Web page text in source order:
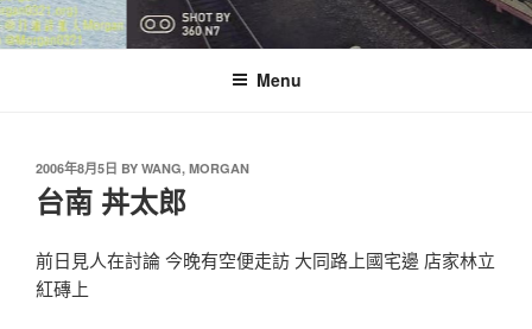
Menu
2006年8月5日 BY WANG, MORGAN
台南 丼太郎
前日見人在討論 今晚有空便走訪 大同路上國宅邊 店家林立
紅磚上